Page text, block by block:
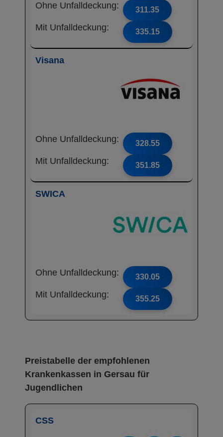
Ohne Unfalldeckung: 311.35
Mit Unfalldeckung: 335.15
Visana
Ohne Unfalldeckung: 328.55
Mit Unfalldeckung: 351.85
SWICA
Ohne Unfalldeckung: 330.05
Mit Unfalldeckung: 355.25
Preistabelle der empfohlenen
Krankenkassen in Gersau für
Jugendlichen
CSS